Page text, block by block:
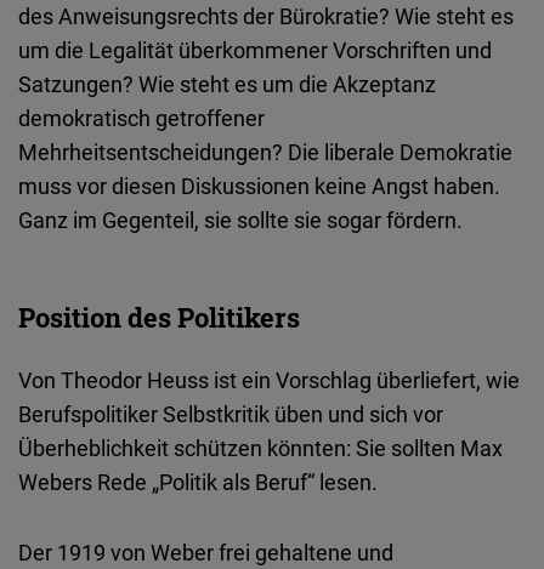
des Anweisungsrechts der Bürokratie? Wie steht es
um die Legalität überkommener Vorschriften und
Satzungen? Wie steht es um die Akzeptanz
demokratisch getroffener
Mehrheitsentscheidungen? Die liberale Demokratie
muss vor diesen Diskussionen keine Angst haben.
Ganz im Gegenteil, sie sollte sie sogar fördern.
Position des Politikers
Von Theodor Heuss ist ein Vorschlag überliefert, wie
Berufspolitiker Selbstkritik üben und sich vor
Überheblichkeit schützen könnten: Sie sollten Max
Webers Rede „Politik als Beruf“ lesen.
Der 1919 von Weber frei gehaltene und